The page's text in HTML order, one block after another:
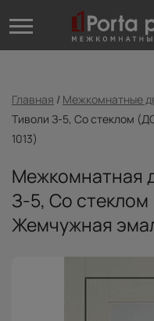
Главная / Межкомнатные
Тиволи З-5, Со стеклом
1013)
Межкомнатная
З-5, Со
Жемчужная